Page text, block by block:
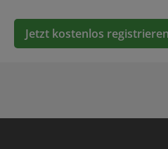
Jetzt kostenlos registrieren